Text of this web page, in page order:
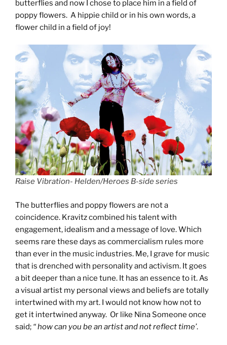
butterflies and now I chose to place him in a field of
poppy flowers. A hippie child or in his own words, a
flower child in a field of joy!
Raise Vibration- Helden/Heroes B-side series
The butterflies and poppy flowers are not a
coincidence. Kravitz combined his talent with
engagement, idealism and a message of love. Which
seems rare these days as commercialism rules more
than ever in the music industries. Me, I grave for music
that is drenched with personality and activism. It goes
a bit deeper than a nice tune. It has an essence to it. As
a visual artist my personal views and beliefs are totally
intertwined with my art. I would not know how not to
get it intertwined anyway. Or like Nina Someone once
said; “ how can you be an artist and not reflect time’.